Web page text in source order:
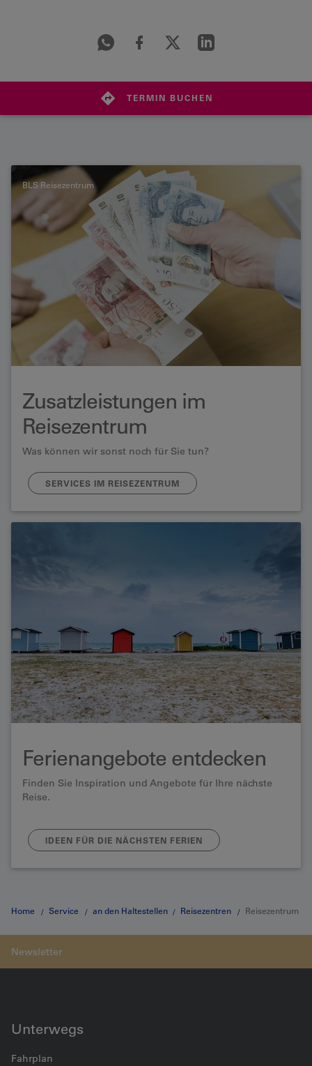
TERMIN BUCHEN
BLS Reisezentrum
Zusatzleistungen im
Reisezentrum
Was können wir sonst noch für Sie tun?
SERVICES IM REISEZENTRUM
Ferienangebote entdecken
Finden Sie Inspiration und Angebote für Ihre nächste
Reise.
IDEEN FÜR DIE NÄCHSTEN FERIEN
Home Service an den Haltestellen Reisezentren Reisezentrum
Unterwegs
Fahrplan